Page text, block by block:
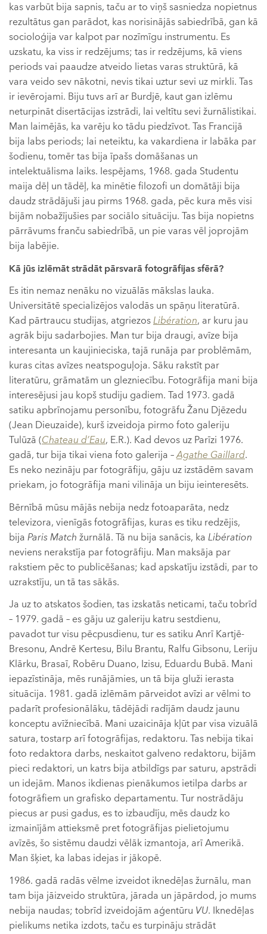
kas varbūt bija sapnis, taču ar to viņš sasniedza nopietnus
rezultātus gan parādot, kas norisinājās sabiedrībā, gan kā
socioloģija var kalpot par nozīmīgu instrumentu. Es
uzskatu, ka viss ir redzējums; tas ir redzējums, kā viens
periods vai paaudze atveido lietas varas struktūrā, kā
vara veido sev nākotni, nevis tikai uztur sevi uz mirkli. Tas
ir ievērojami. Biju tuvs arī ar Burdjē, kaut gan izlēmu
neturpināt disertācijas izstrādi, lai veltītu sevi žurnālistikai.
Man laimējās, ka varēju ko tādu piedzīvot. Tas Francijā
bija labs periods; lai neteiktu, ka vakardiena ir labāka par
šodienu, tomēr tas bija īpašs domāšanas un
intelektuālisma laiks. Iespējams, 1968. gada Studentu
maija dēļ un tādēļ, ka minētie filozofi un domātāji bija
daudz strādājuši jau pirms 1968. gada, pēc kura mēs visi
bijām nobažījušies par sociālo situāciju. Tas bija nopietns
pārrāvums franču sabiedrībā, un pie varas vēl joprojām
bija labējie.
Kā jūs izlēmāt strādāt pārsvarā fotogrāfijas sfērā?
Es itin nemaz nenāku no vizuālās mākslas lauka.
Universitātē specializējos valodās un spāņu literatūrā.
Kad pārtraucu studijas, atgriezosLibération, ar kuru jau
agrāk biju sadarbojies. Man tur bija draugi, avīze bija
interesanta un kaujinieciska, tajā runāja par problēmām,
kuras citas avīzes neatspoguļoja. Sāku rakstīt par
literatūru, grāmatām un glezniecību. Fotogrāfija mani bija
interesējusi jau kopš studiju gadiem. Tad 1973. gadā
satiku apbrīnojamu personību, fotogrāfu Žanu Djēzedu
(Jean Dieuzaide), kurš izveidoja pirmo foto galeriju
Tulūzā (Chateau d’Eau, E.R.). Kad devos uz Parīzi 1976.
gadā, tur bija tikai viena foto galerija –Agathe Gaillard.
Es neko nezināju par fotogrāfiju, gāju uz izstādēm savam
priekam, jo fotogrāfija mani vilināja un biju ieinteresēts.
Bērnībā mūsu mājās nebija nedz fotoaparāta, nedz
televizora, vienīgās fotogrāfijas, kuras es tiku redzējis,
bija Paris Match žurnālā. Tā nu bija sanācis, ka Libération
neviens nerakstīja par fotogrāfiju. Man maksāja par
rakstiem pēc to publicēšanas; kad apskatīju izstādi, par to
uzrakstīju, un tā tas sākās.
Ja uz to atskatos šodien, tas izskatās neticami, taču tobrīd
– 1979. gadā – es gāju uz galeriju katru sestdienu,
pavadot tur visu pēcpusdienu, tur es satiku Anrī Kartjē-
Bresonu, Andrē Kertesu, Bilu Brantu, Ralfu Gibsonu, Leriju
Klārku, Brasaī, Robēru Duano, Izisu, Eduardu Bubā. Mani
iepazīstināja, mēs runājāmies, un tā bija gluži ierasta
situācija. 1981. gadā izlēmām pārveidot avīzi ar vēlmi to
padarīt profesionālāku, tādējādi radījām daudz jaunu
konceptu avīžniecībā. Mani uzaicināja kļūt par visa vizuālā
satura, tostarp arī fotogrāfijas, redaktoru. Tas nebija tikai
foto redaktora darbs, neskaitot galveno redaktoru, bijām
pieci redaktori, un katrs bija atbildīgs par saturu, apstrādi
un idejām. Manos ikdienas pienākumos ietilpa darbs ar
fotogrāfiem un grafisko departamentu. Tur nostrādāju
piecus ar pusi gadus, es to izbaudīju, mēs daudz ko
izmainījām attieksmē pret fotogrāfijas pielietojumu
avīzēs, šo sistēmu daudzi vēlāk izmantoja, arī Amerikā.
Man šķiet, ka labas idejas ir jākopē.
1986. gadā radās vēlme izveidot iknedēļas žurnālu, man
tam bija jāizveido struktūra, jārada un jāpārdod, jo mums
nebija naudas; tobrīd izveidojām aģentūru VU. Iknedēļas
pielikums netika izdots, taču es turpināju strādāt